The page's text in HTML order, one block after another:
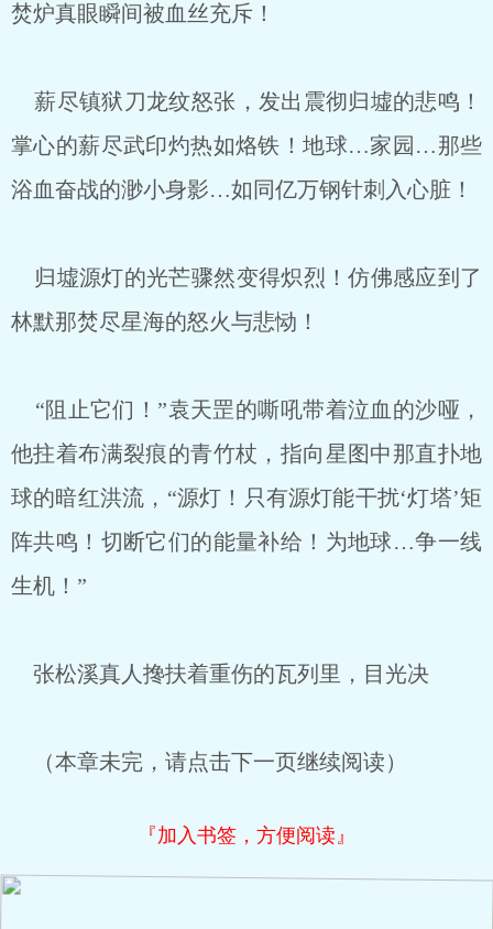
焚炉真眼瞬间被血丝充斥！
薪尽镇狱刀龙纹怒张，发出震彻归墟的悲鸣！
掌心的薪尽武印灼热如烙铁！地球…家园…那些
浴血奋战的渺小身影…如同亿万钢针刺入心脏！
归墟源灯的光芒骤然变得炽烈！仿佛感应到了
林默那焚尽星海的怒火与悲恸！
“阻止它们！”袁天罡的嘶吼带着泣血的沙哑，
他拄着布满裂痕的青竹杖，指向星图中那直扑地
球的暗红洪流，“源灯！只有源灯能干扰‘灯塔’矩
阵共鸣！切断它们的能量补给！为地球…争一线
生机！”
张松溪真人搀扶着重伤的瓦列里，目光决
（本章未完，请点击下一页继续阅读）
『加入书签，方便阅读』